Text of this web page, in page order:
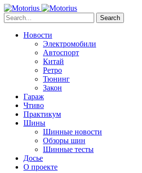
Search
Новости
Электромобили
Автоспорт
Китай
Ретро
Тюнинг
Закон
Гараж
Чтиво
Практикум
Шины
Шинные новости
Обзоры шин
Шинные тесты
Досье
О проекте